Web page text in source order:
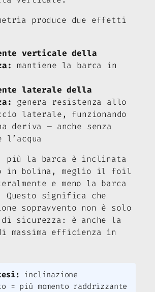
produce due effetti
verticale della
mantiene la barca in
laterale della
genera resistenza allo
laterale, funzionando
deriva — anche senza
l’acqua
più la barca è inclinata
in bolina, meglio il foil
e meno la barca
Questo significa che
sopravvento non è solo
di sicurezza: è anche la
massima efficienza in
inclinazione
= più momento raddrizzante